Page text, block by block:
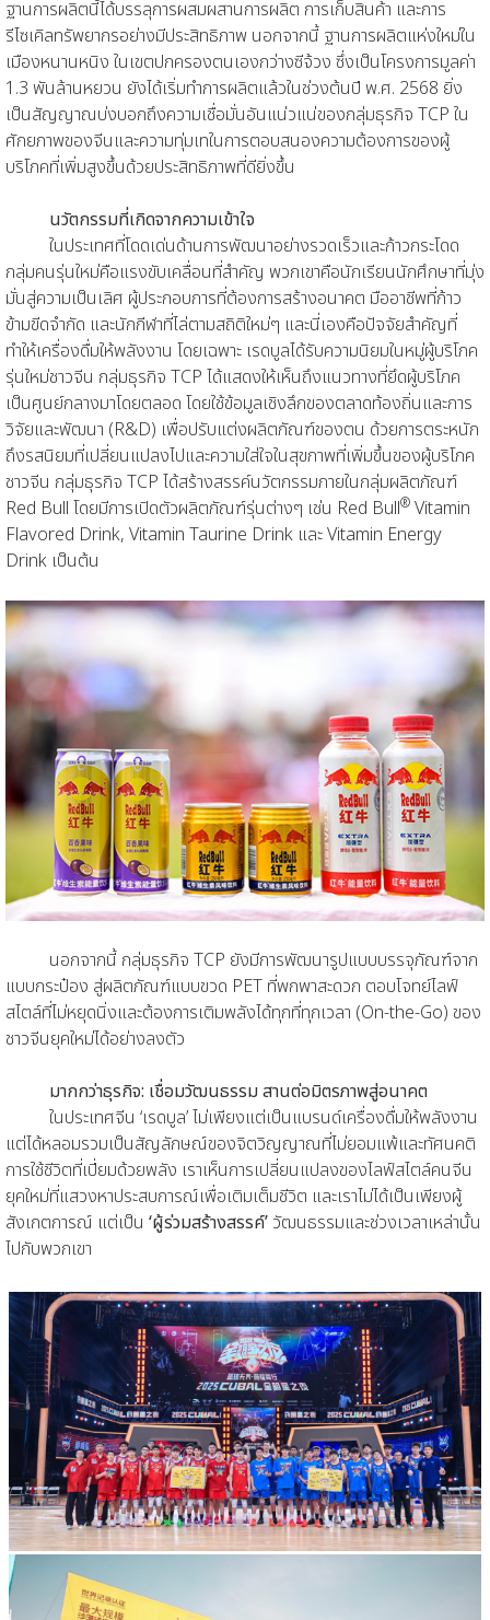
ฐานการผลิตนี้ได้บรรลุการผสมผสานการผลิต การเก็บสินค้า และการ
รีไซเคิลทรัพยากรอย่างมีประสิทธิภาพ นอกจากนี้ ฐานการผลิตแห่งใหม่ใน
เมืองหนานหนิง ในเขตปกครองตนเองกว่างซีจ้วง ซึ่งเป็นโครงการมูลค่า
1.3 พันล้านหยวน ยังได้เริ่มทำการผลิตแล้วในช่วงต้นปี พ.ศ. 2568 ยิ่ง
เป็นสัญญาณบ่งบอกถึงความเชื่อมั่นอันแน่วแน่ของกลุ่มธุรกิจ TCP ใน
ศักยภาพของจีนและความทุ่มเทในการตอบสนองความต้องการของผู้
บริโภคที่เพิ่มสูงขึ้นด้วยประสิทธิภาพที่ดียิ่งขึ้น
นวัตกรรมที่เกิดจากความเข้าใจ
ในประเทศที่โดดเด่นด้านการพัฒนาอย่างรวดเร็วและก้าวกระโดด
กลุ่มคนรุ่นใหม่คือแรงขับเคลื่อนที่สำคัญ พวกเขาคือนักเรียนนักศึกษาที่มุ่ง
มั่นสู่ความเป็นเลิศ ผู้ประกอบการที่ต้องการสร้างอนาคต มืออาชีพที่ก้าว
ข้ามขีดจำกัด และนักกีฬาที่ไล่ตามสถิติใหม่ๆ และนี่เองคือปัจจัยสำคัญที่
ทำให้เครื่องดื่มให้พลังงาน โดยเฉพาะ เรดบูลได้รับความนิยมในหมู่ผู้บริโภค
รุ่นใหม่ชาวจีน กลุ่มธุรกิจ TCP ได้แสดงให้เห็นถึงแนวทางที่ยึดผู้บริโภค
เป็นศูนย์กลางมาโดยตลอด โดยใช้ข้อมูลเชิงลึกของตลาดท้องถิ่นและการ
วิจัยและพัฒนา (R&D) เพื่อปรับแต่งผลิตภัณฑ์ของตน ด้วยการตระหนัก
ถึงรสนิยมที่เปลี่ยนแปลงไปและความใส่ใจในสุขภาพที่เพิ่มขึ้นของผู้บริโภค
ชาวจีน กลุ่มธุรกิจ TCP ได้สร้างสรรค์นวัตกรรมภายในกลุ่มผลิตภัณฑ์
Red Bull โดยมีการเปิดตัวผลิตภัณฑ์รุ่นต่างๆ เช่น Red Bull® Vitamin
Flavored Drink, Vitamin Taurine Drink และ Vitamin Energy
Drink เป็นต้น
นอกจากนี้ กลุ่มธุรกิจ TCP ยังมีการพัฒนารูปแบบบรรจุภัณฑ์จาก
แบบกระป๋อง สู่ผลิตภัณฑ์แบบขวด PET ที่พกพาสะดวก ตอบโจทย์ไลฟ์
สไตล์ที่ไม่หยุดนิ่งและต้องการเติมพลังได้ทุกที่ทุกเวลา (On-the-Go) ของ
ชาวจีนยุคใหม่ได้อย่างลงตัว
มากกว่าธุรกิจ: เชื่อมวัฒนธรรม สานต่อมิตรภาพสู่อนาคต
ในประเทศจีน ‘เรดบูล’ ไม่เพียงแต่เป็นแบรนด์เครื่องดื่มให้พลังงาน
แต่ได้หลอมรวมเป็นสัญลักษณ์ของจิตวิญญาณที่ไม่ยอมแพ้และทัศนคติ
การใช้ชีวิตที่เปี่ยมด้วยพลัง เราเห็นการเปลี่ยนแปลงของไลฟ์สไตล์คนจีน
ยุคใหม่ที่แสวงหาประสบการณ์เพื่อเติมเต็มชีวิต และเราไม่ได้เป็นเพียงผู้
สังเกตการณ์ แต่เป็น ‘ผู้ร่วมสร้างสรรค์’ วัฒนธรรมและช่วงเวลาเหล่านั้น
ไปกับพวกเขา